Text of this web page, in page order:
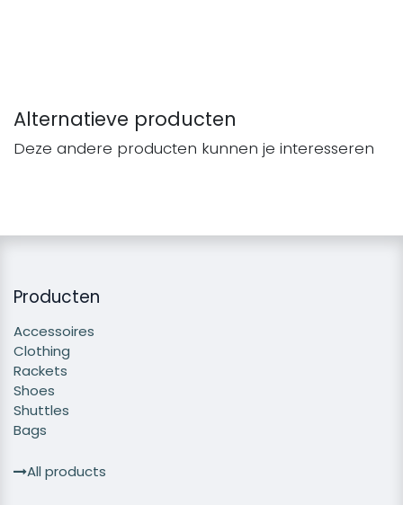
Alternatieve producten
Deze andere producten kunnen je interesseren
Producten
Accessoires
Clothing
Rackets
Shoes
Shuttles
Bags
All products